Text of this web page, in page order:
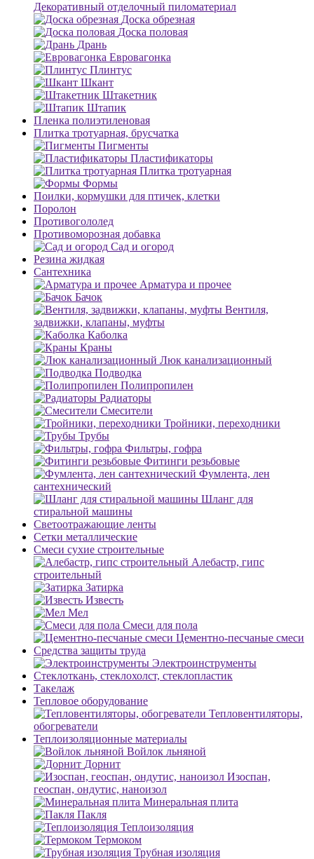
Декоративный отделочный пиломатериал
Доска обрезная
Доска половая
Дрань
Евровагонка
Плинтус
Шкант
Штакетник
Штапик
Пленка полиэтиленовая
Плитка тротуарная, брусчатка
Пигменты
Пластификаторы
Плитка тротуарная
Формы
Поилки, кормушки для птичек, клетки
Поролон
Противогололед
Противоморозная добавка
Сад и огород
Резина жидкая
Сантехника
Арматура и прочее
Бачок
Вентиля,
задвижки, клапаны, муфты
Каболка
Краны
Люк канализационный
Подводка
Полипропилен
Радиаторы
Смесители
Тройники, переходники
Трубы
Фильтры, гофра
Фитинги резьбовые
Фумлента, лен
сантехнический
Шланг для
стиральной машины
Светоотражающие ленты
Сетки металлические
Смеси сухие строительные
Алебастр, гипс
строительный
Затирка
Известь
Мел
Смеси для пола
Цементно-песчаные смеси
Средства защиты труда
Электроинструменты
Стеклоткань, стеклохолст, стеклопластик
Такелаж
Тепловое оборудование
Тепловентиляторы,
обогреватели
Теплоизоляционные материалы
Войлок льняной
Дорнит
Изоспан,
геоспан, ондутис, наноизол
Минеральная плита
Пакля
Теплоизоляция
Термоком
Трубная изоляция